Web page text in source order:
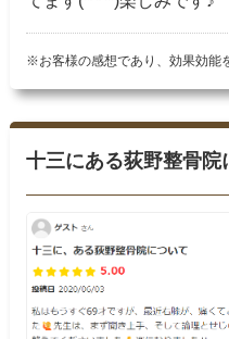
※お客様の感想であり、効果効能
十三にある荻野整骨院